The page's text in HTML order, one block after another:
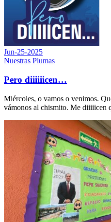
Jun-25-2025
Nuestras Plumas
Pero diiiiiicen…
Miércoles, o vamos o venimos.
vámonos al chismito. Me diiiiicen